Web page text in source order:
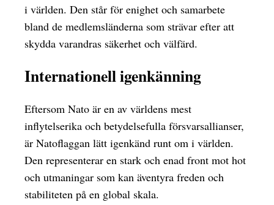
i världen. Den står för enighet och samarbete
bland de medlemsländerna som strävar efter att
skydda varandras säkerhet och välfärd.
Internationell igenkänning
Eftersom Nato är en av världens mest
inflytelserika och betydelsefulla försvarsallianser,
är Natoflaggan lätt igenkänd runt om i världen.
Den representerar en stark och enad front mot hot
och utmaningar som kan äventyra freden och
stabiliteten på en global skala.